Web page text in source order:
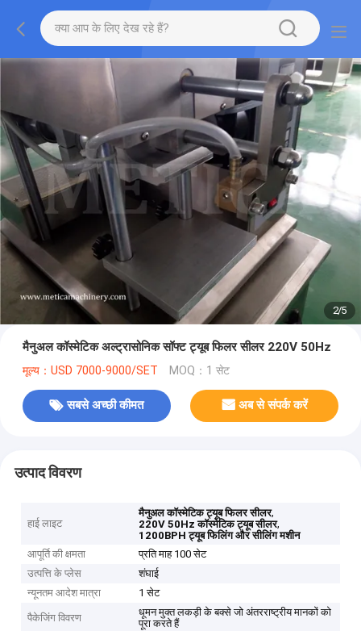
2/5
मैनुअल कॉस्मेटिक अल्ट्रासोनिक सॉफ्ट ट्यूब फिलर सीलर 220V 50Hz
मूल्य：USD 7000-9000/SET MOQ：1 सेट
सबसे अच्छी कीमत अब से संपर्क करें
उत्पाद विवरण
हाई लाइट
मैनुअल कॉस्मेटिक ट्यूब फिलर सीलर,
220V 50Hz कॉस्मेटिक ट्यूब सीलर,
1200BPH ट्यूब फिलिंग और सीलिंग मशीन
आपूर्ति की क्षमता
प्रति माह 100 सेट
उत्पत्ति के प्लेस
शंघाई
न्यूनतम आदेश मात्रा
1 सेट
पैकेजिंग विवरण
धूमन मुक्त लकड़ी के बक्से जो अंतरराष्ट्रीय मानकों को
पूरा करते हैं